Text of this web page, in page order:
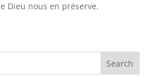
Dieu nous en préserve.
Search